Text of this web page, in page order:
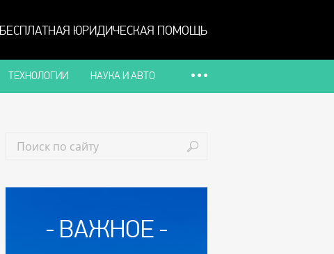
БЕСПЛАТНАЯ ЮРИДИЧЕСКАЯ ПОМОЩЬ
ТЕХНОЛОГИИ НАУКА И АВТО
ВАЖНОЕ